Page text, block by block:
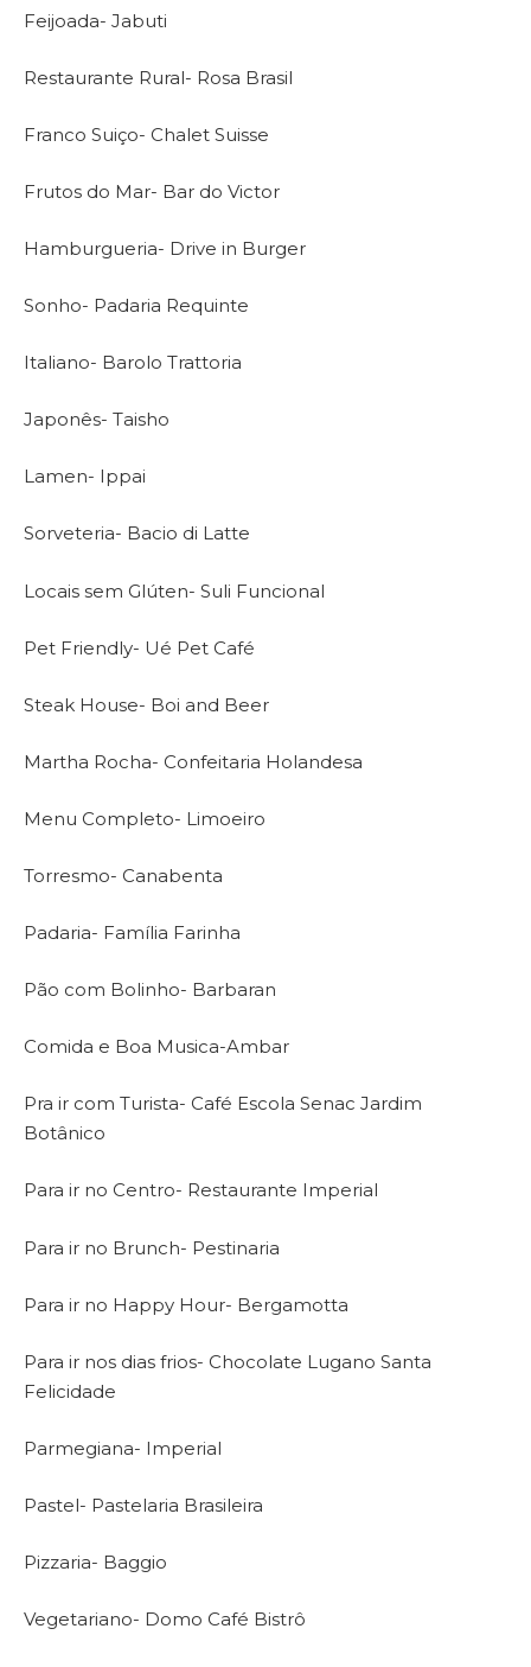
Feijoada- Jabuti
Restaurante Rural- Rosa Brasil
Franco Suiço- Chalet Suisse
Frutos do Mar- Bar do Victor
Hamburgueria- Drive in Burger
Sonho- Padaria Requinte
Italiano- Barolo Trattoria
Japonês- Taisho
Lamen- Ippai
Sorveteria- Bacio di Latte
Locais sem Glúten- Suli Funcional
Pet Friendly- Ué Pet Café
Steak House- Boi and Beer
Martha Rocha- Confeitaria Holandesa
Menu Completo- Limoeiro
Torresmo- Canabenta
Padaria- Família Farinha
Pão com Bolinho- Barbaran
Comida e Boa Musica-Ambar
Pra ir com Turista- Café Escola Senac Jardim
Botânico
Para ir no Centro- Restaurante Imperial
Para ir no Brunch- Pestinaria
Para ir no Happy Hour- Bergamotta
Para ir nos dias frios- Chocolate Lugano Santa
Felicidade
Parmegiana- Imperial
Pastel- Pastelaria Brasileira
Pizzaria- Baggio
Vegetariano- Domo Café Bistrô